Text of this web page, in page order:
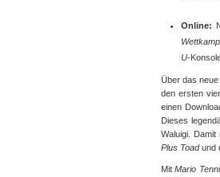
Online:
U-
Über das
den ersten
einen
Dieses
Waluigi.
Plus Toad und
Mit Mario